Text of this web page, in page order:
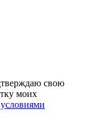
свою
моих
условиями